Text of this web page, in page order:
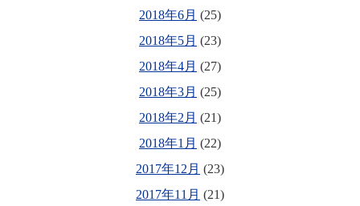
2018年6月 (25)
2018年5月 (23)
2018年4月 (27)
2018年3月 (25)
2018年2月 (21)
2018年1月 (22)
2017年12月 (23)
2017年11月 (21)